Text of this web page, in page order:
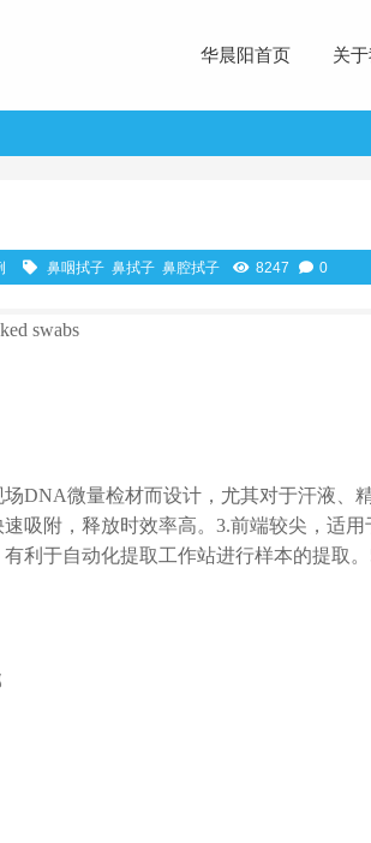
华晨阳首页 关
鼻咽拭子 鼻拭子 鼻腔拭子 8247 0
swabs
DNA微量检材而设计，尤其对于汗液、
吸附，释放时效率高。3.前端较尖，适
利于自动化提取工作站进行样本的提取